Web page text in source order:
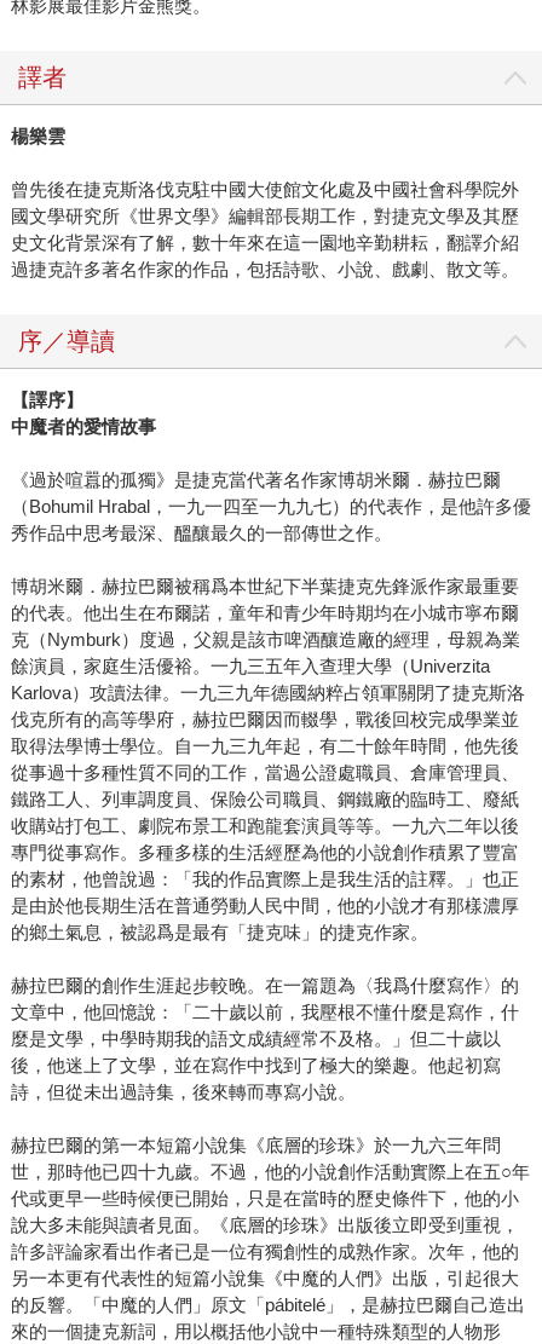
林影展最佳影片金熊獎。
譯者
楊樂雲
曾先後在捷克斯洛伐克駐中國大使館文化處及中國社會科學院外
國文學研究所《世界文學》編輯部長期工作，對捷克文學及其歷
史文化背景深有了解，數十年來在這一園地辛勤耕耘，翻譯介紹
過捷克許多著名作家的作品，包括詩歌、小說、戲劇、散文等。
序／導讀
【譯序】
中魔者的愛情故事
《過於喧囂的孤獨》是捷克當代著名作家博胡米爾．赫拉巴爾
（Bohumil Hrabal，一九一四至一九九七）的代表作，是他許多優
秀作品中思考最深、醞釀最久的一部傳世之作。
博胡米爾．赫拉巴爾被稱爲本世紀下半葉捷克先鋒派作家最重要
的代表。他出生在布爾諾，童年和青少年時期均在小城市寧布爾
克（Nymburk）度過，父親是該市啤酒釀造廠的經理，母親為業
餘演員，家庭生活優裕。一九三五年入查理大學（Univerzita
Karlova）攻讀法律。一九三九年德國納粹占領軍關閉了捷克斯洛
伐克所有的高等學府，赫拉巴爾因而輟學，戰後回校完成學業並
取得法學博士學位。自一九三九年起，有二十餘年時間，他先後
從事過十多種性質不同的工作，當過公證處職員、倉庫管理員、
鐵路工人、列車調度員、保險公司職員、鋼鐵廠的臨時工、廢紙
收購站打包工、劇院布景工和跑龍套演員等等。一九六二年以後
專門從事寫作。多種多樣的生活經歷為他的小說創作積累了豐富
的素材，他曾說過：「我的作品實際上是我生活的註釋。」也正
是由於他長期生活在普通勞動人民中間，他的小說才有那樣濃厚
的鄉土氣息，被認爲是最有「捷克味」的捷克作家。
赫拉巴爾的創作生涯起步較晚。在一篇題為〈我爲什麼寫作〉的
文章中，他回憶說：「二十歲以前，我壓根不懂什麼是寫作，什
麼是文學，中學時期我的語文成績經常不及格。」但二十歲以
後，他迷上了文學，並在寫作中找到了極大的樂趣。他起初寫
詩，但從未出過詩集，後來轉而專寫小說。
赫拉巴爾的第一本短篇小說集《底層的珍珠》於一九六三年問
世，那時他已四十九歲。不過，他的小說創作活動實際上在五○年
代或更早一些時候便已開始，只是在當時的歷史條件下，他的小
說大多未能與讀者見面。《底層的珍珠》出版後立即受到重視，
許多評論家看出作者已是一位有獨創性的成熟作家。次年，他的
另一本更有代表性的短篇小說集《中魔的人們》出版，引起很大
的反響。「中魔的人們」原文「pábitelé」，是赫拉巴爾自己造出
來的一個捷克新詞，用以概括他小說中一種特殊類型的人物形